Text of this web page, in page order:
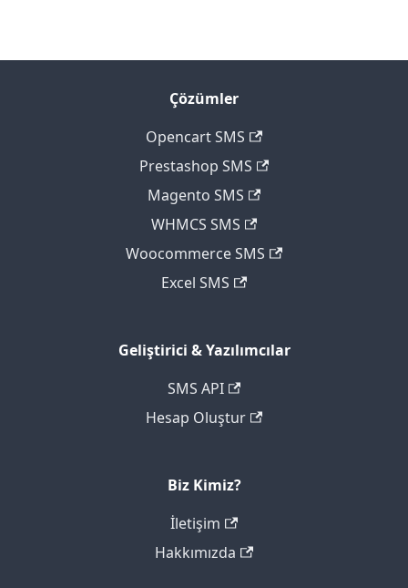
Çözümler
Opencart SMS
Prestashop SMS
Magento SMS
WHMCS SMS
Woocommerce SMS
Excel SMS
Geliştirici & Yazılımcılar
SMS API
Hesap Oluştur
Biz Kimiz?
İletişim
Hakkımızda